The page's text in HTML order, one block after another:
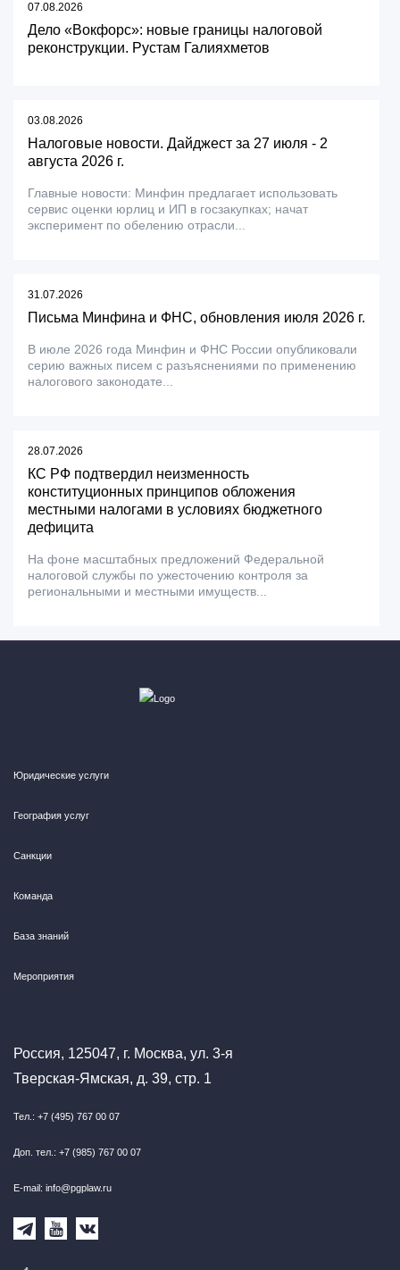
07.08.2026
Дело «Вокфорс»: новые границы налоговой
реконструкции. Рустам Галияхметов
03.08.2026
Налоговые новости. Дайджест за 27 июля - 2
августа 2026 г.
Главные новости: Минфин предлагает использовать
сервис оценки юрлиц и ИП в госзакупках; начат
эксперимент по обелению отрасли...
31.07.2026
Письма Минфина и ФНС, обновления июля 2026 г.
В июле 2026 года Минфин и ФНС России опубликовали
серию важных писем с разъяснениями по применению
налогового законодате...
28.07.2026
КС РФ подтвердил неизменность
конституционных принципов обложения
местными налогами в условиях бюджетного
дефицита
На фоне масштабных предложений Федеральной
налоговой службы по ужесточению контроля за
региональными и местными имуществ...
Юридические услуги
География услуг
Санкции
Команда
База знаний
Мероприятия
Россия, 125047, г. Москва, ул. 3-я
Тверская-Ямская, д. 39, стр. 1
Тел.: +7 (495) 767 00 07
Доп. тел.: +7 (985) 767 00 07
E-mail: info@pgplaw.ru